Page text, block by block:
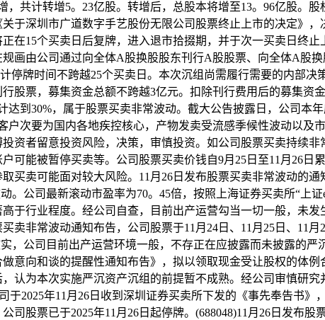
共计转增5。23亿股。转增后，总股本将增至13。96亿股。股
于深圳市广道数字手艺股份无限公司股票终止上市的决定》
在15个买卖日后复牌，进入退市拾掇期，并于次一买卖日终
画由公司通过向全体A股换股股东刊行A股股票、向全体A股
停牌时间不跨越25个买卖日。本次沉组尚需履行需要的内部
股票，募集资金总额不跨越3亿元。扣除刊行费用后的募集资
到30%，属于股票买卖非常波动。截大公告披露日，公司本
次要为国内各地疾控核心，产物发卖受流感季候性波动以及
资者留意投资风险，决策，审慎投资。如公司股票买卖持续
可能被暂停买卖等。公司股票买卖价钱自9月25日至11月26日
买卖可能面对较大风险。11月26日发布股票买卖非常波动的
。公司最新滚动市盈率为70。45倍，按照上海证券买卖所“上
于行业程度。经公司自查，目前出产运营勾当一切一般，未
卖非常波动通知布告，公司股票于11月24日、11月25日、11
公司目前出产运营环境一般，不存正在应披露而未披露的严
意向和谈的提醒性通知布告》，拟以领取现金受让股权的体
认为本次实施严沉资产沉组的前提暂不成熟。经公司审慎研
于2025年11月26日收到深圳证券买卖所下发的《事先奉告书
股票已于2025年11月26日起停牌。(688048)11月26日发布股